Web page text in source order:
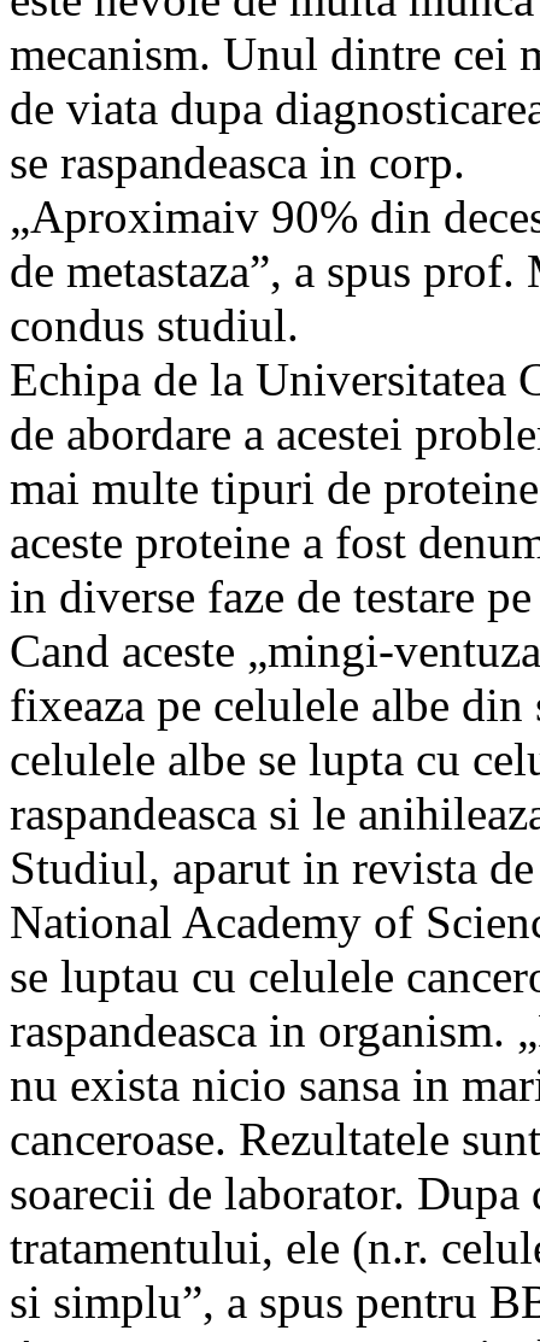
mecanism. Unul dintre cei
de viata dupa
se raspandeasca in corp.
„Aproximaiv 90% din
de metastaza”, a spus
condus studiul.
Echipa de la Universitatea
de abordare a acestei
mai multe tipuri de
aceste proteine a fost
in diverse faze de testare
Cand aceste „mingi-
fixeaza pe celulele albe din
celulele albe se lupta cu
raspandeasca si le
Studiul, aparut in revista
National Academy of
se luptau cu celulele
raspandeasca in organism.
nu exista nicio sansa in
canceroase. Rezultatele
soarecii de laborator. Dupa
tratamentului, ele (n.r.
si simplu”, a spus pentru